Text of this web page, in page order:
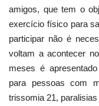
amigos, que tem o
exercício físico para
participar não é
voltam a acontecer
meses é
para pessoas com
trissomia 21,